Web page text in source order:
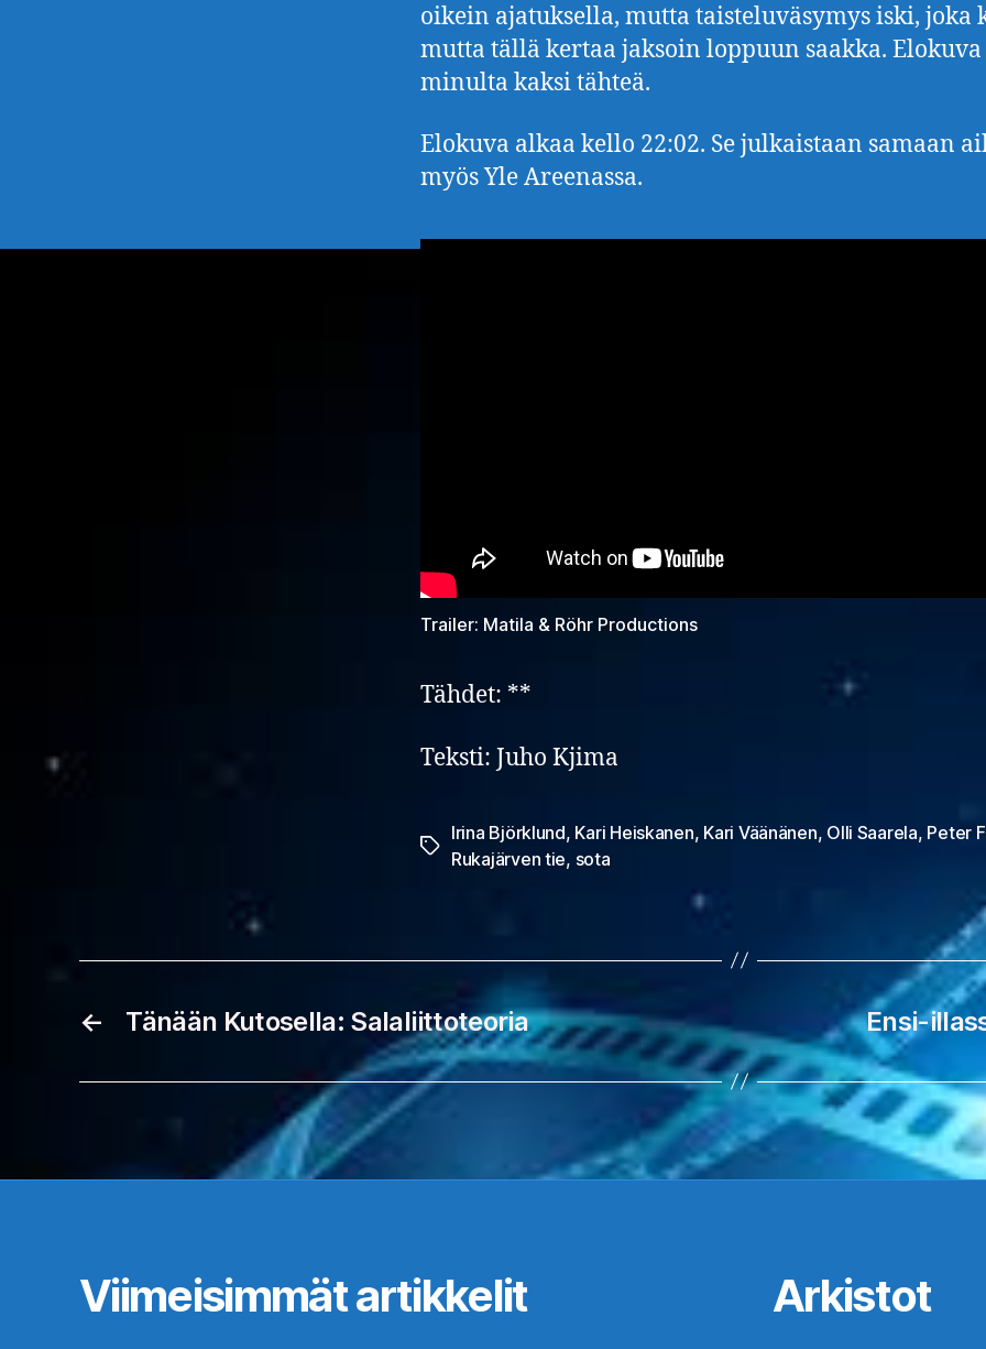
oikein ajatuksella, mutta taisteluväsymys iski, joka
mutta tällä kertaa jaksoin loppuun saakka. Elokuva
minulta kaksi tähteä.
Elokuva alkaa kello 22:02. Se julkaistaan samaan
myös Yle Areenassa.
Trailer: Matila & Röhr Productions
Tähdet: **
Teksti: Juho Kjima
Avainsanat
Irina Björklund, Kari Heiskanen, Kari Väänänen, Olli Saarela, Peter
Rukajärven tie, sota
← Tänään Kutosella: Salaliittoteoria Ensi-
Viimeisimmät artikkelit Arkistot